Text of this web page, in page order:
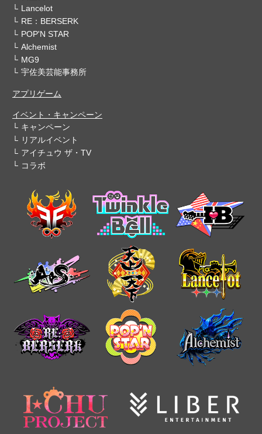
Lancelot
RE：BERSERK
POP'N STAR
Alchemist
MG9
宇佐美芸能事務所
アプリゲーム
イベント・キャンペーン
キャンペーン
リアルイベント
アイチュウ ザ・TV
コラボ